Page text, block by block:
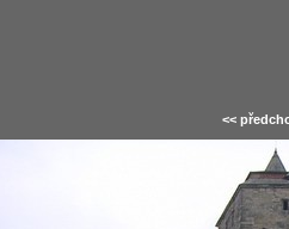
<<